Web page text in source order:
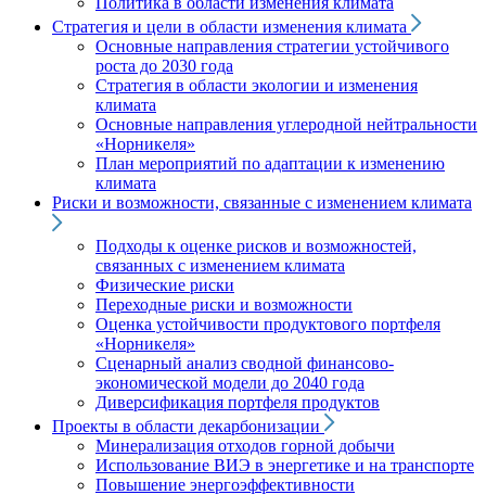
Стратегия и цели в области изменения климата
Основные направления стратегии устойчивого
роста до 2030 года
Стратегия в области экологии и изменения
климата
Основные направления углеродной нейтральности
«Норникеля»
План мероприятий по адаптации к изменению
климата
Риски и возможности, связанные с изменением климата
Подходы к оценке рисков и возможностей,
связанных с изменением климата
Физические риски
Переходные риски и возможности
Оценка устойчивости продуктового портфеля
«Норникеля»
Сценарный анализ сводной финансово-
экономической модели до 2040 года
Диверсификация портфеля продуктов
Проекты в области декарбонизации
Минерализация отходов горной добычи
Использование ВИЭ в энергетике и на транспорте
Повышение энергоэффективности